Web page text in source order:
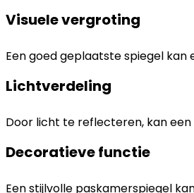
Visuele vergroting
Een goed geplaatste spiegel
Lichtverdeling
Door licht te reflecteren, kan
Decoratieve functie
Een stijlvolle paskamerspiegel